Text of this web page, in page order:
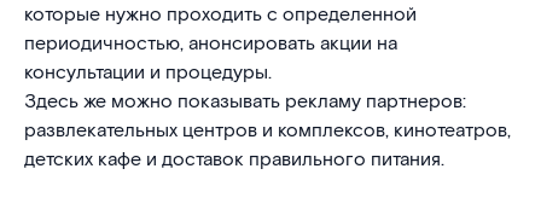
которые нужно проходить с определенной
периодичностью, анонсировать акции на
консультации и процедуры.
Здесь же можно показывать рекламу партнеров:
развлекательных центров и комплексов, кинотеатров,
детских кафе и доставок правильного питания.